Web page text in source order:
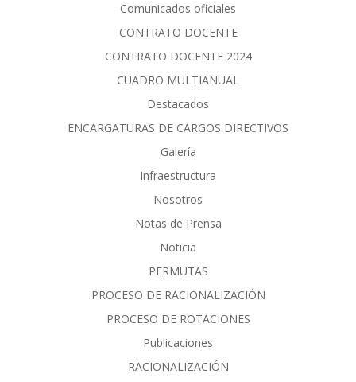
Comunicados oficiales
CONTRATO DOCENTE
CONTRATO DOCENTE 2024
CUADRO MULTIANUAL
Destacados
ENCARGATURAS DE CARGOS DIRECTIVOS
Galería
Infraestructura
Nosotros
Notas de Prensa
Noticia
PERMUTAS
PROCESO DE RACIONALIZACIÓN
PROCESO DE ROTACIONES
Publicaciones
RACIONALIZACIÓN